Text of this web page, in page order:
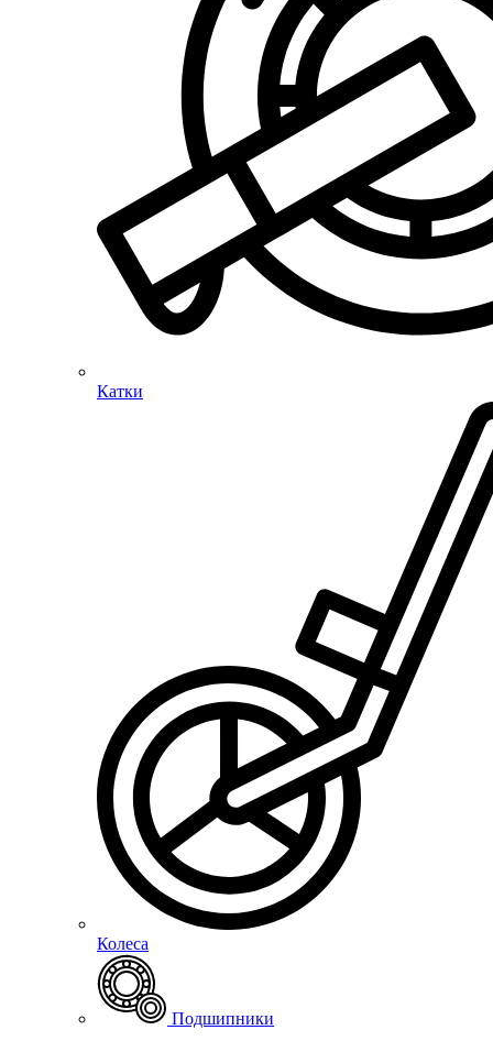
Катки
Колеса
Подшипники